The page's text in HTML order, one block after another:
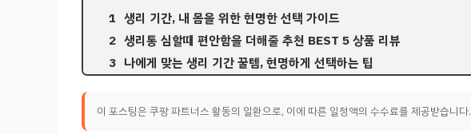
생리 기간, 내 몸을 위한 현명한 선택 가이드
생리통 심할때 편안함을 더해줄 추천 BEST 5 상품 리뷰
나에게 맞는 생리 기간 꿀템, 현명하게 선택하는 팁
이 포스팅은 쿠팡 파트너스 활동의 일환으로, 이에 따른 일정액의 수수료를 제공받습니다.